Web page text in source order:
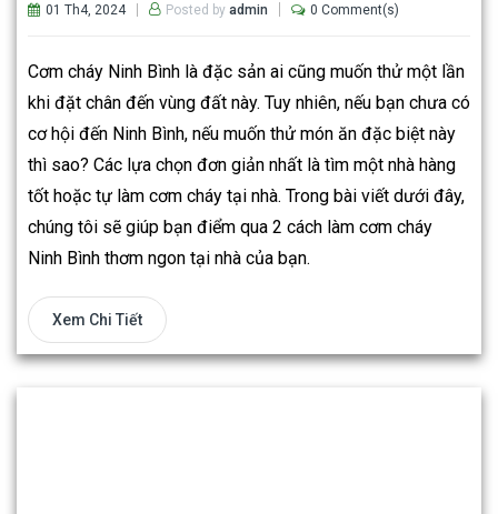
01 Th4, 2024 Posted by admin 0 Comment(s)
Cơm cháy Ninh Bình là đặc sản ai cũng muốn thử một lần
khi đặt chân đến vùng đất này. Tuy nhiên, nếu bạn chưa có
cơ hội đến Ninh Bình, nếu muốn thử món ăn đặc biệt này
thì sao? Các lựa chọn đơn giản nhất là tìm một nhà hàng
tốt hoặc tự làm cơm cháy tại nhà. Trong bài viết dưới đây,
chúng tôi sẽ giúp bạn điểm qua 2 cách làm cơm cháy
Ninh Bình thơm ngon tại nhà của bạn.
Xem Chi Tiết